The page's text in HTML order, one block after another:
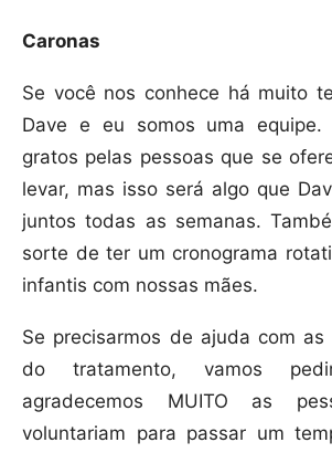
Caronas
Se você nos conhece há muito
Dave e eu somos uma equipe.
gratos pelas pessoas que se
levar, mas isso será algo que
juntos todas as semanas.
sorte de ter um cronograma
infantis com nossas mães.
Se precisarmos de ajuda com
do tratamento, vamos
agradecemos MUITO as
voluntariam para passar um